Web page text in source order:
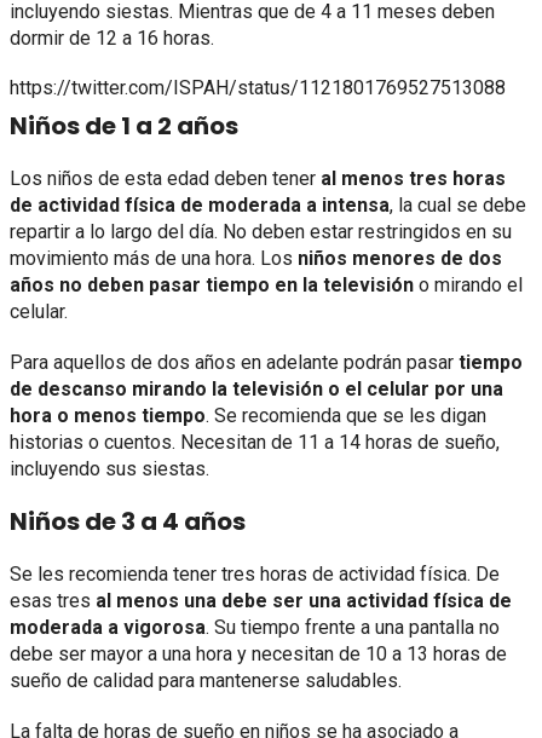
incluyendo siestas. Mientras que de 4 a 11 meses deben
dormir de 12 a 16 horas.
https://twitter.com/ISPAH/status/1121801769527513088
Niños de 1 a 2 años
Los niños de esta edad deben tener al menos tres horas
de actividad física de moderada a intensa, la cual se debe
repartir a lo largo del día. No deben estar restringidos en su
movimiento más de una hora. Los niños menores de dos
años no deben pasar tiempo en la televisión o mirando el
celular.
Para aquellos de dos años en adelante podrán pasar tiempo
de descanso mirando la televisión o el celular por una
hora o menos tiempo. Se recomienda que se les digan
historias o cuentos. Necesitan de 11 a 14 horas de sueño,
incluyendo sus siestas.
Niños de 3 a 4 años
Se les recomienda tener tres horas de actividad física. De
esas tres al menos una debe ser una actividad física de
moderada a vigorosa. Su tiempo frente a una pantalla no
debe ser mayor a una hora y necesitan de 10 a 13 horas de
sueño de calidad para mantenerse saludables.
La falta de horas de sueño en niños se ha asociado a